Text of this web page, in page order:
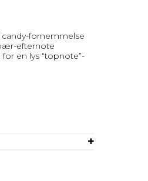
fornemmelse
efternote
en lys “topnote”-